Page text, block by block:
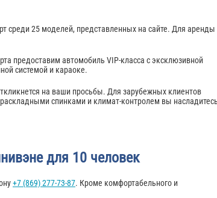
среди 25 моделей, представленных на сайте. Для аренды
предоставим автомобиль VIP-класса с эксклюзивной
системой и караоке.
на ваши просьбы. Для зарубежных клиентов
спинками и климат-контролем вы
для 10 человек
+7 (869) 277-73-87. Кроме комфортабельного и